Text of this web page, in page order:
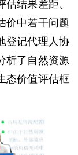
结果差距、
价中若干问题
登记代理人协
析了自然资源
态价值评估框